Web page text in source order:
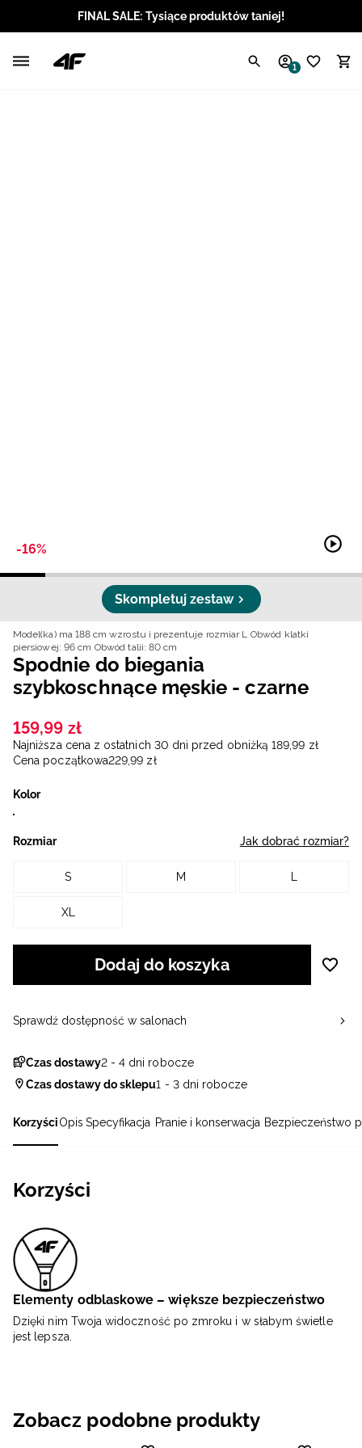
FINAL SALE: Tysiące produktów taniej!
1
-16%
Skompletuj zestaw
Model(ka) ma 188 cm wzrostu i prezentuje rozmiar L Obwód klatki
piersiowej: 96 cm Obwód talii: 80 cm
KorzyściOpis Specyfikacja Pranie i konserwacja Bezpieczeństwo
Korzyści
Elementy odblaskowe – większe bezpieczeństwo
Dzięki nim Twoja widoczność po zmroku i w słabym świetle
jest lepsza.
Spodnie do biegania
szybkoschnące męskie - czarne
159,99 zł
Najniższa cena z ostatnich 30 dni przed obniżką 189,99 zł
Cena początkowa229,99 zł
Kolor
Rozmiar Jak dobrać rozmiar?
S M L
XL
Dodaj do koszyka
Czas dostawy2 - 4 dni robocze
Czas dostawy do sklepu1 - 3 dni robocze
Sprawdź dostępność w salonach
Zobacz podobne produkty